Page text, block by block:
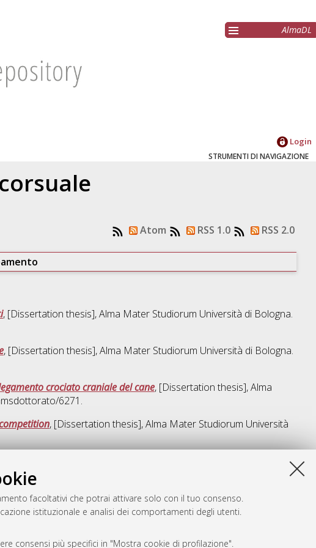
facoltativi che potrai attivare solo con il tuo consenso.
istituzionale e analisi dei comportamenti degli utenti.
consensi più specifici in "Mostra cookie di profilazione".
AlmaDL
Login
STRUMENTI DI NAVIGAZIONE
Atom RSS 1.0 RSS 2.0
, [Dissertation thesis], Alma Mater Studiorum Università di Bologna.
, [Dissertation thesis], Alma Mater Studiorum Università di Bologna.
crociato craniale del cane, [Dissertation thesis], Alma
6271.
, [Dissertation thesis], Alma Mater Studiorum Università
Fri Aug 7 20:38:09 2026 CEST.